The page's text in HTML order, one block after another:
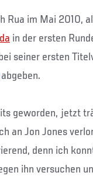
Rua im Mai 2010,
in der ersten
seiner ersten
abgeben.
geworden, jetzt
an Jon Jones
denn ich
ihn versuchen